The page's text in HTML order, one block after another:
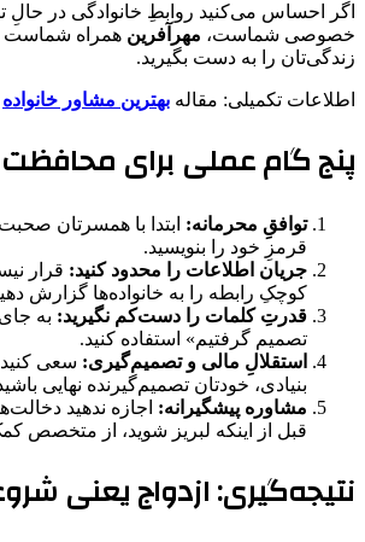
اگر احساس می‌کنید روابطِ خانوادگی در
خصوصی شماست، مهرآفرین همراه شماست
زندگی‌تان را به دست بگیرید.
اطلاعات تکمیلی: مقاله بهترین مشاور خانواده
پنج گام عملی برای محافظت
توافقِ محرمانه: ابتدا با همسرتان
قرمزِ خود را بنویسید.
جریان اطلاعات را محدود کنید: قرار
کوچکِ رابطه را به خانواده‌ها گزارش
قدرتِ کلمات را دست‌کم نگیرید: به
تصمیم گرفتیم» استفاده کنید.
استقلالِ مالی و تصمیم‌گیری: سعی
بنیادی، خودتان تصمیم‌گیرنده نهایی
مشاوره پیشگیرانه: اجازه ندهید
قبل از اینکه لبریز شوید، از متخصص
نتیجه‌گیری: ازدواج یعنی